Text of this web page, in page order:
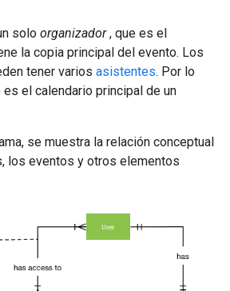
solo organizador, que es el
la copia principal del evento. Los
tener varios asistentes. Por lo
el calendario principal de un
se muestra la relación conceptual
los eventos y otros elementos